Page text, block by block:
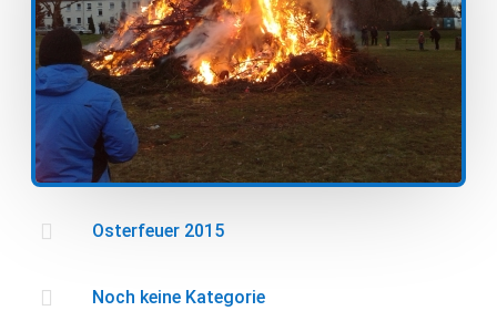
 Osterfeuer 2015
 Noch keine Kategorie